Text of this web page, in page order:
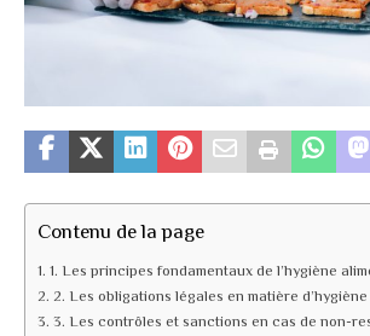
Contenu de la page
1. Les principes fondamentaux de l’hygiène
2. Les obligations légales en matière
3. Les contrôles et sanctions en cas de non-